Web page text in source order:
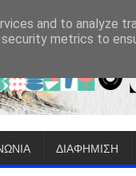
ΔΙΑΦΗΜΙΣΗ
and to analyze
metrics to